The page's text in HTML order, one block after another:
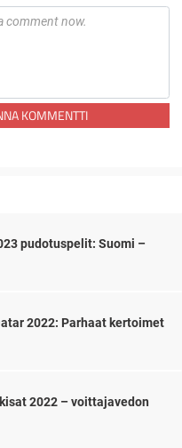
KOMMENTTI
pudotuspelit: Suomi –
2022: Parhaat kertoimet
2022 – voittajavedon